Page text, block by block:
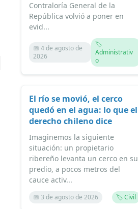
Contraloría General de la
República volvió a poner en
evid...
📅 4 de agosto de
2026
🏷️
Administrativ
o
El río se movió, el cerco
quedó en el agua: lo que el
derecho chileno dice
Imaginemos la siguiente
situación: un propietario
ribereño levanta un cerco en su
predio, a pocos metros del
cauce activ...
📅 3 de agosto de 2026 🏷️ Civil